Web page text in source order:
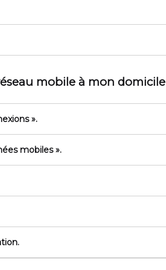
mobile à mon domicile
».
mobiles ».